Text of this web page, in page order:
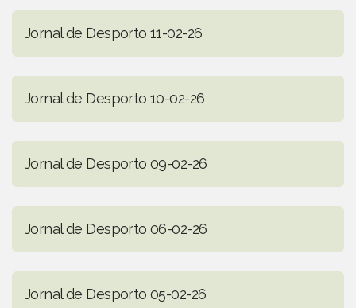
Jornal de Desporto 11-02-26
Jornal de Desporto 10-02-26
Jornal de Desporto 09-02-26
Jornal de Desporto 06-02-26
Jornal de Desporto 05-02-26